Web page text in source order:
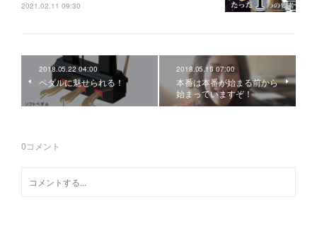
2021.02.11 09:30
2018.05.22 04:00
ペダルに魅せられる！
2018.05.18 07:00
本番は本番が始まる前から
始まっていますぞ！
0コメント